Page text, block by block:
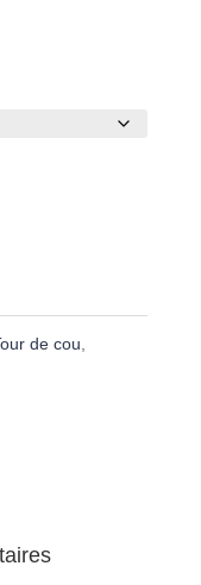
de cou